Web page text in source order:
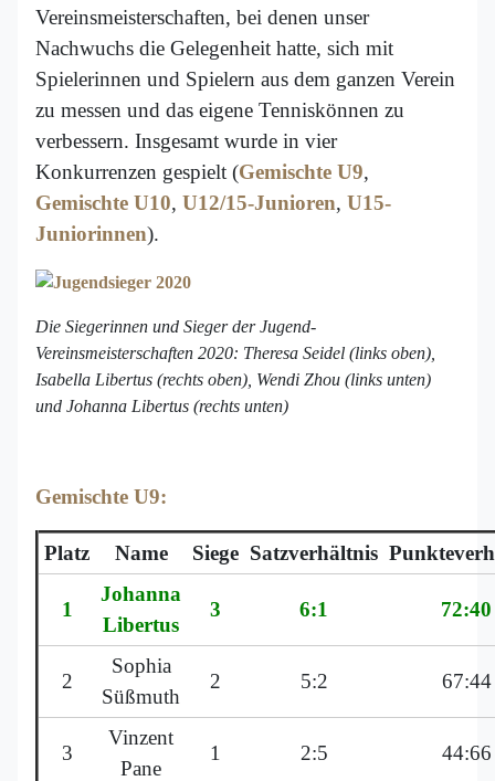
Vereinsmeisterschaften, bei denen unser
Nachwuchs die Gelegenheit hatte, sich mit
Spielerinnen und Spielern aus dem ganzen Verein
zu messen und das eigene Tenniskönnen zu
verbessern. Insgesamt wurde in vier
Konkurrenzen gespielt (Gemischte U9,
Gemischte U10, U12/15-Junioren, U15-
Juniorinnen).
Die Siegerinnen und Sieger der Jugend-
Vereinsmeisterschaften 2020: Theresa Seidel (links oben),
Isabella Libertus (rechts oben), Wendi Zhou (links unten)
und Johanna Libertus (rechts unten)
Gemischte U9:
Platz Name Siege Satzverhältnis
1
Johanna
Libertus
3 6:1 72:40
2
Sophia
Süßmuth
2 5:2 67:44
3
Vinzent
Pane
1 2:5 44:66